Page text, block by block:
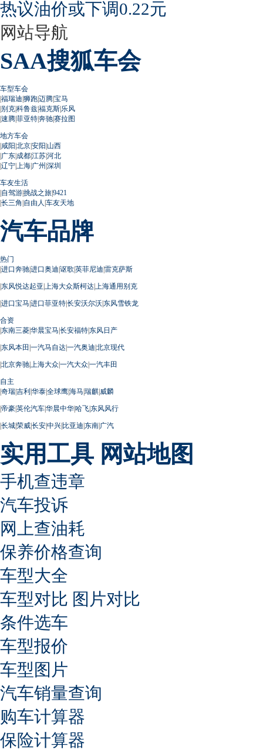
热议油价或下调0.22元
网站导航
SAA搜狐车会
车型车会
|福瑞迪|狮跑|迈腾|宝马
|别克|科鲁兹|福克斯|乐风
|速腾|菲亚特|奔驰|赛拉图
地方车会
|咸阳|北京|安阳|山西
|广东|成都|江苏|河北
|辽宁| 上海|广州 |深圳
车友生活
|自驾游|挑战之旅|9421
|长三角 |自由人 |车友天地
汽车品牌
热门
|进口奔驰|进口奥迪|讴歌|英菲尼迪|雷克萨斯
|东风悦达起亚| 上海大众斯柯达| 上海通用别克
|进口宝马|进口菲亚特|长安沃尔沃|东风雪铁龙
合资
|东南三菱|华晨宝马|长安福特|东风日产
|东风本田 |一汽马自达|一汽奥迪|北京现代
|北京奔驰| 上海大众|一汽大众|一汽丰田
自主
|奇瑞|吉利|华泰|全球鹰|海马|瑞麒|威麟
|帝豪|英伦汽车|华晨中华|哈飞|东风风行
|长城|荣威|长安|中兴|比亚迪|东南|广汽
实用工具 网站地图
手机查违章
汽车投诉
网上查油耗
保养价格查询
车型大全
车型对比 图片对比
条件选车
车型报价
车型图片
汽车销量查询
购车计算器
保险计算器